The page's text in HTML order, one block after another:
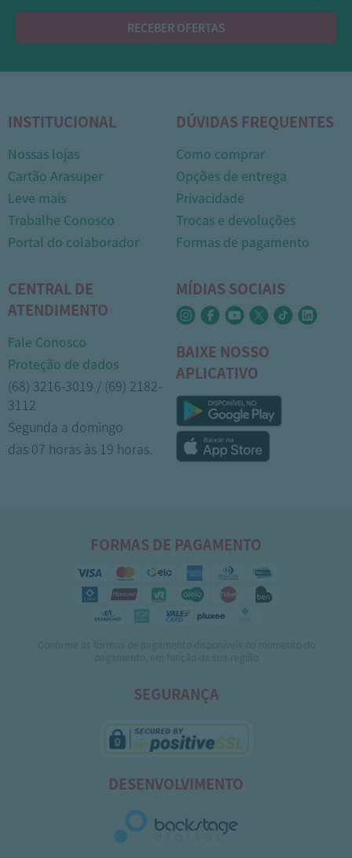
RECEBER OFERTAS
INSTITUCIONAL
Nossas lojas
Cartão Arasuper
Leve mais
Trabalhe Conosco
Portal do colaborador
DÚVIDAS FREQUENTES
Como comprar
Opções de entrega
Privacidade
Trocas e devoluções
Formas de pagamento
CENTRAL DE
ATENDIMENTO
Fale Conosco
Proteção de dados
(68) 3216-3019 / (69) 2182-
3112
Segunda a domingo
das 07 horas às 19 horas.
MÍDIAS SOCIAIS
BAIXE NOSSO
APLICATIVO
FORMAS DE PAGAMENTO
SEGURANÇA
DESENVOLVIMENTO